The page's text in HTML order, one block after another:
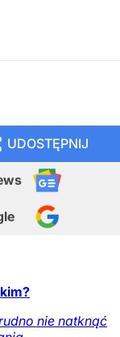
UDOSTĘPNIJ
nie natknąć